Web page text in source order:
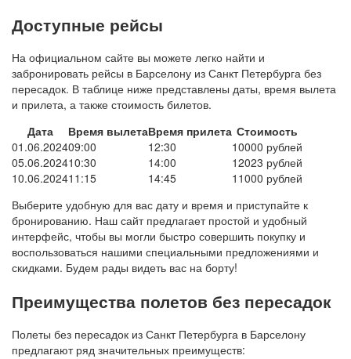
Доступные рейсы
На официальном сайте вы можете легко найти и
забронировать рейсы в Барселону из Санкт Петербурга без
пересадок. В таблице ниже представлены даты, время вылета
и прилета, а также стоимость билетов.
Дата
Время вылетаВремя прилета Стоимость
01.06.202409:00 12:30
10000 рублей
05.06.202410:30 14:00
12023 рублей
10.06.202411:15 14:45
11000 рублей
Выберите удобную для вас дату и время и приступайте к
бронированию. Наш сайт предлагает простой и удобный
интерфейс, чтобы вы могли быстро совершить покупку и
воспользоваться нашими специальными предложениями и
скидками. Будем рады видеть вас на борту!
Преимущества полетов без пересадок
Полеты без пересадок из Санкт Петербурга в Барселону
предлагают ряд значительных преимуществ: